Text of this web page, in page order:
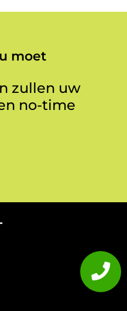
moet
zullen uw
no-time